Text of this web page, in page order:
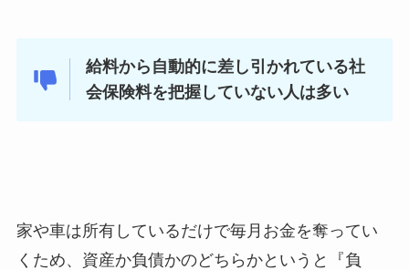
給料から自動的に差し引かれている社
会保険料を把握していない人は多い
家や車は所有しているだけで毎月お金を奪ってい
くため、資産か負債かのどちらかというと『負